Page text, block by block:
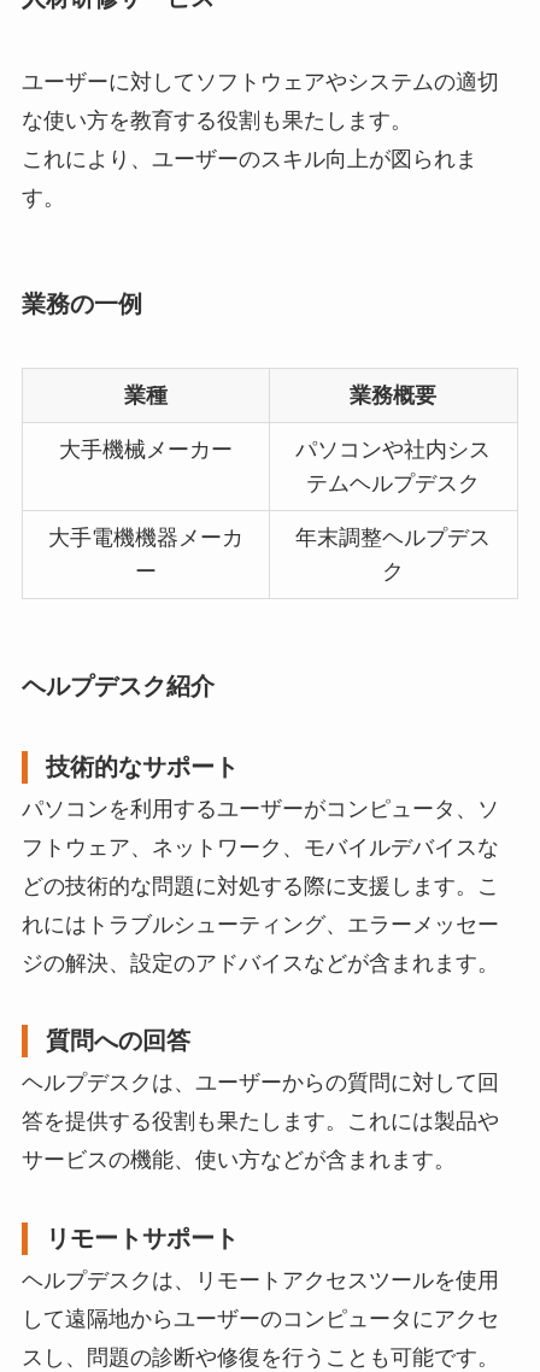
ユーザーに対してソフトウェアやシステムの適切
な使い方を教育する役割も果たします。
これにより、ユーザーのスキル向上が図られま
す。
業務の一例
業種 業務概要
大手機械メーカー
パソコンや社内シス
テムヘルプデスク
大手電機機器メーカ
ー
年末調整ヘルプデス
ク
ヘルプデスク紹介
技術的なサポート
パソコンを利用するユーザーがコンピュータ、ソ
フトウェア、ネットワーク、モバイルデバイスな
どの技術的な問題に対処する際に支援します。こ
れにはトラブルシューティング、エラーメッセー
ジの解決、設定のアドバイスなどが含まれます。
質問への回答
ヘルプデスクは、ユーザーからの質問に対して回
答を提供する役割も果たします。これには製品や
サービスの機能、使い方などが含まれます。
リモートサポート
ヘルプデスクは、リモートアクセスツールを使用
して遠隔地からユーザーのコンピュータにアクセ
スし、問題の診断や修復を行うことも可能です。